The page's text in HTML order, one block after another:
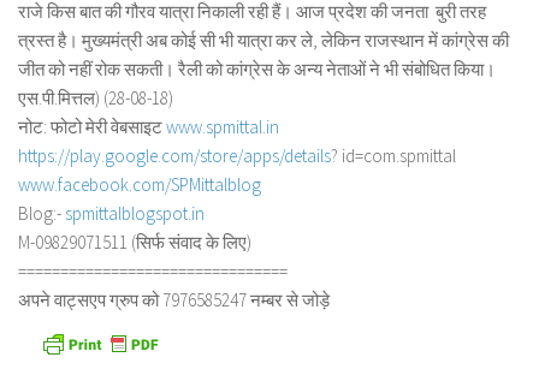
राजे किस बात की गौरव यात्रा निकाली रही हैं। आज प्रदेश की जनता बुरी तरह
त्रस्त है। मुख्यमंत्री अब कोई सी भी यात्रा कर ले, लेकिन राजस्थान में कांग्रेस की
जीत को नहीं रोक सकती। रैली को कांग्रेस के अन्य नेताओं ने भी संबोधित किया।
एस.पी.मित्तल) (28-08-18)
नोट: फोटो मेरी वेबसाइटwww.spmittal.in
https://play.google.com/store/apps/details? id=com.spmittal
www.facebook.com/SPMittalblog
Blog:- spmittalblogspot.in
M-09829071511 (सिर्फ संवाद के लिए)
================================
अपने वाट्सएप ग्रुप को 7976585247 नम्बर से जोड़े